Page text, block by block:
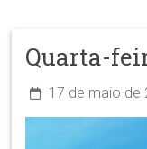
–
Luz
Arquidiocese
Quarta-
17 de maio de